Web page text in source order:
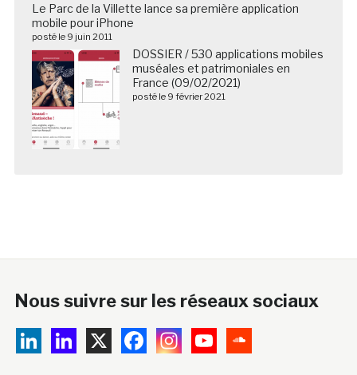
Le Parc de la Villette lance sa première application
mobile pour iPhone
posté le 9 juin 2011
DOSSIER / 530 applications mobiles
muséales et patrimoniales en
France (09/02/2021)
posté le 9 février 2021
Nous suivre sur les réseaux sociaux